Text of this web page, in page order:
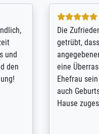
1.
bei
vieles
Kontrast
Kunstdruck)
sehr starke